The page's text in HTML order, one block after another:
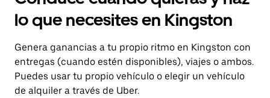
lo que necesites en Kingston
Genera ganancias a tu propio ritmo en Kingston con
entregas (cuando estén disponibles), viajes o ambos.
Puedes usar tu propio vehículo o elegir un vehículo
de alquiler a través de Uber.